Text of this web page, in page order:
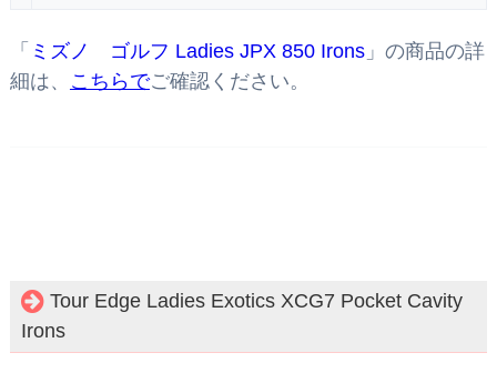
「 ミズノ ゴルフ Ladies JPX 850 Irons」の商品の詳
細は、
こちらでご確認ください。
Tour Edge Ladies Exotics XCG7 Pocket Cavity
Irons